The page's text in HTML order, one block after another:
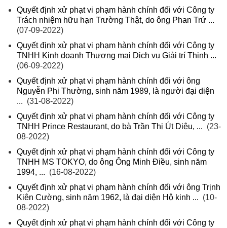
Quyết định xử phạt vi phạm hành chính đối với Công ty
Trách nhiệm hữu hạn Trường Thật, do ông Phan Trứ ...
(07-09-2022)
Quyết định xử phạt vi phạm hành chính đối với Công ty
TNHH Kinh doanh Thương mại Dịch vụ Giải trí Thịnh ...
(06-09-2022)
Quyết định xử phạt vi phạm hành chính đối với ông
Nguyễn Phi Thường, sinh năm 1989, là người đại diện
... (31-08-2022)
Quyết định xử phạt vi phạm hành chính đối với Công ty
TNHH Prince Restaurant, do bà Trần Thị Út Diệu, ... (23-
08-2022)
Quyết định xử phạt vi phạm hành chính đối với Công ty
TNHH MS TOKYO, do ông Ông Minh Điều, sinh năm
1994, ... (16-08-2022)
Quyết định xử phạt vi phạm hành chính đối với ông Trịnh
Kiên Cường, sinh năm 1962, là đại diện Hộ kinh ... (10-
08-2022)
Quyết định xử phạt vi phạm hành chính đối với Công ty